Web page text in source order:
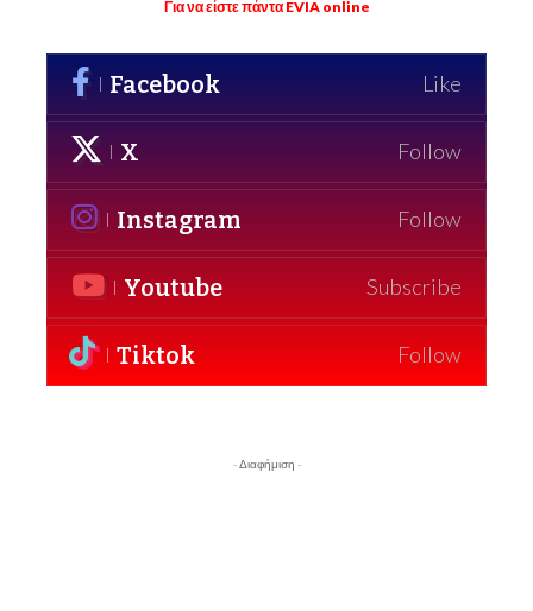
Για να είστε πάντα EVIA online
Facebook Like
X Follow
Instagram Follow
Youtube Subscribe
Tiktok Follow
- Διαφήμιση -